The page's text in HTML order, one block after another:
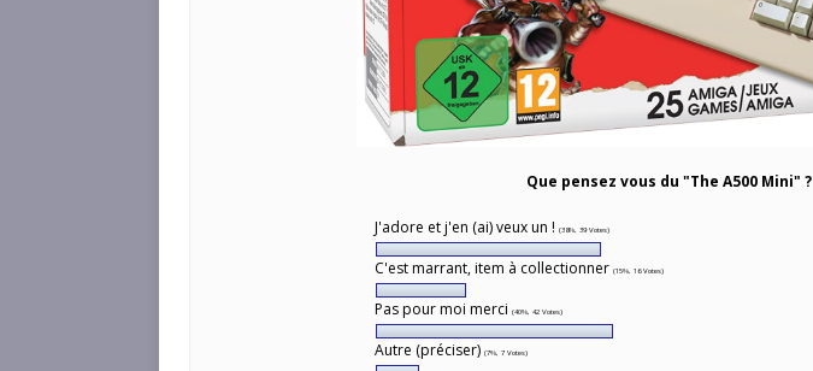
Que pensez vous du "The A500 Mini" ?
J'adore et j'en (ai) veux un ! (38%, 39 Votes)
C'est marrant, item à collectionner (15%, 16 Votes)
Pas pour moi merci (40%, 42 Votes)
Autre (préciser) (7%, 7 Votes)